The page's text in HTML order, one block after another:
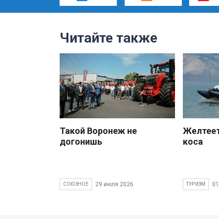
Читайте также
Такой Воронеж не
догонишь
СОЮЗНОЕ 29 июля 2026
коса
ТУРИЗМ